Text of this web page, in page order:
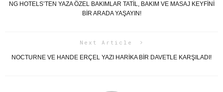
NG HOTELS’TEN YAZA ÖZEL BAKIMLAR TATİL, BAKIM VE MASAJ KEYFİNİ
BİR ARADA YAŞAYIN!
Next Article
NOCTURNE VE HANDE ERÇEL YAZI HARİKA BİR DAVETLE KARŞILADI!